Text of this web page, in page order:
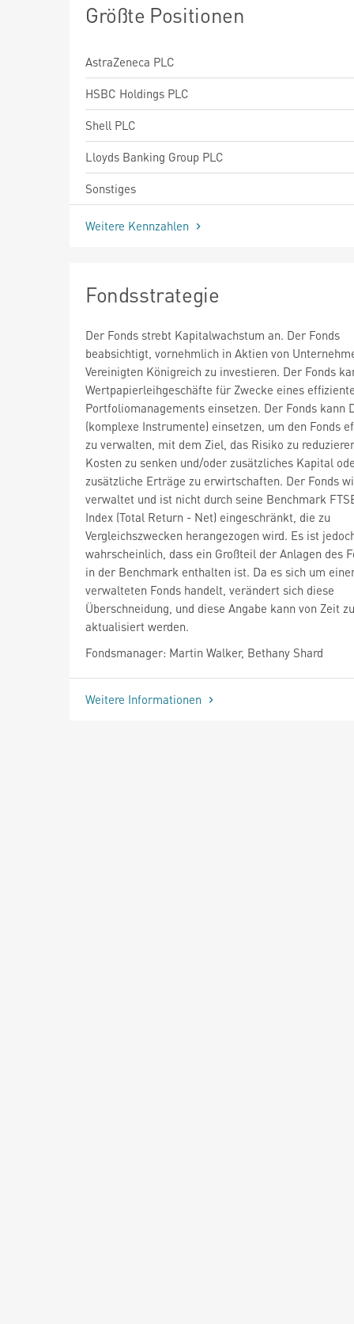
Größte Positionen
AstraZeneca PLC
HSBC Holdings PLC
Shell PLC
Lloyds Banking Group PLC
Sonstiges
Weitere Kennzahlen
Fondsstrategie
Der Fonds strebt Kapitalwachstum an. Der Fonds
beabsichtigt, vornehmlich in Aktien von
Vereinigten Königreich zu investieren. Der Fonds
Wertpapierleihgeschäfte für Zwecke eines
Portfoliomanagements einsetzen. Der Fonds kann
(komplexe Instrumente) einsetzen, um den Fonds
zu verwalten, mit dem Ziel, das Risiko zu
Kosten zu senken und/oder zusätzliches Kapital
zusätzliche Erträge zu erwirtschaften. Der Fonds
verwaltet und ist nicht durch seine Benchmark
Index (Total Return - Net) eingeschränkt, die zu
Vergleichszwecken herangezogen wird. Es ist
wahrscheinlich, dass ein Großteil der Anlagen des
in der Benchmark enthalten ist. Da es sich um
verwalteten Fonds handelt, verändert sich diese
Überschneidung, und diese Angabe kann von Zeit
aktualisiert werden.
Fondsmanager: Martin Walker, Bethany Shard
Weitere Informationen